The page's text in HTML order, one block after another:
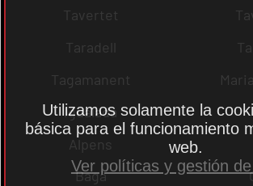
Tavertet
Taradell
Tagamanent
Igualada
Alpens
Bagà
Utilizamos solamente la
básica para el funcionamiento
web.
Ver políticas y gestión